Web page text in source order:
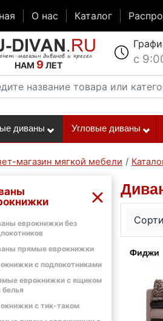
О нас Каталог
НАМ 9 ЛЕТ с
диваны Угловые диваны
магазин мягкой мебели /
еврокнижки без
прямые еврокнижки
с подлокотниками
еврокнижки с ящиком
белья
с тик-таком
Фиджи